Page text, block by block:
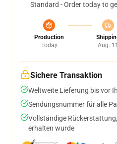
Standard - Order today to
Production
Today
Aug. 11
Sichere Transaktion
Weltweite Lieferung bis vor
Sendungsnummer für alle
Vollständige
erhalten wurde